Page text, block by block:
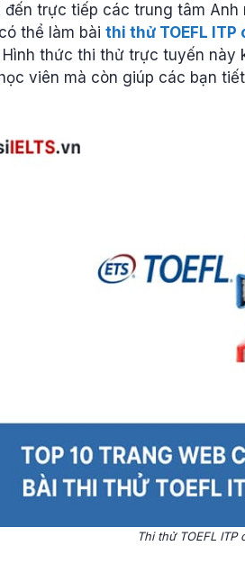
đến trực tiếp các trung tâm
thể làm bài thi thử TOEFL
Hình thức thi thử trực tuyến
viên mà còn giúp các bạn
Thi thử TOEFL